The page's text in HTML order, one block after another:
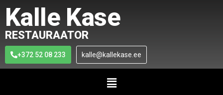
Kalle Kase
RESTAURAATOR
+372 52 08 233 kalle@kallekase.ee